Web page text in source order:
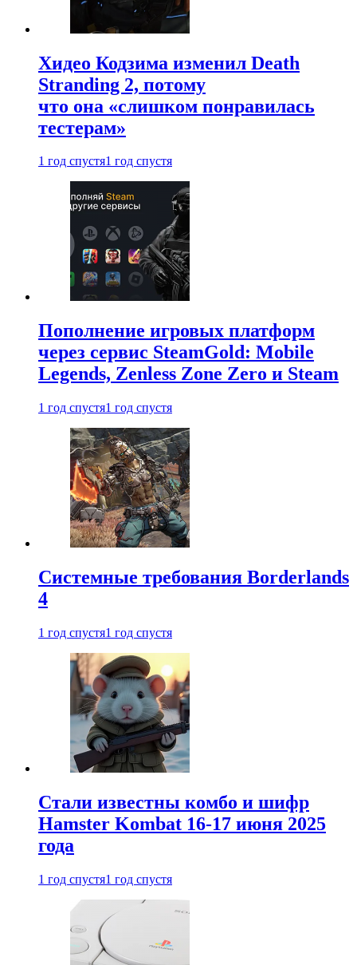
Хидео Кодзима изменил Death
Stranding 2, потому
что она «слишком понравилась
тестерам»
1 год спустя1 год спустя
Пополнение игровых платформ
через сервис SteamGold: Mobile
Legends, Zenless Zone Zero и Steam
1 год спустя1 год спустя
Системные требования Borderlands
4
1 год спустя1 год спустя
Стали известны комбо и шифр
Hamster Kombat 16-17 июня 2025
года
1 год спустя1 год спустя